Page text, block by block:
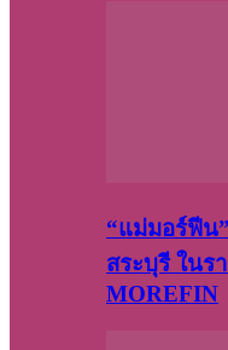
“แม่มอร์ฟีน
สระบุรี ในร
MOREFIN